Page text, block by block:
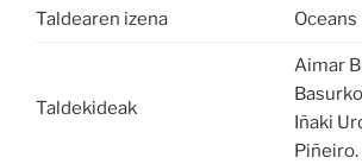
Taldearen izena Oceans
Taldekideak
Aimar
Iñaki
Piñeiro.